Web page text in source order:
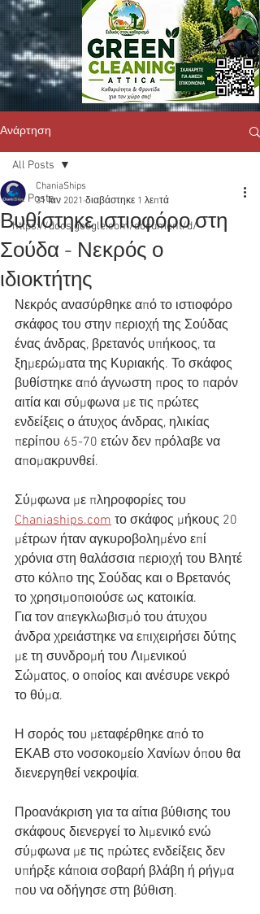
Ανάρτηση
All Posts
https://docs.google.com/document/d/
All Posts
Βυθίστηκε ιστιοφόρο στη
Σούδα - Νεκρός ο
ιδιοκτήτης
ChaniaShips
31 Ιαν 2021 διαβάστηκε 1 λεπτά
Νεκρός ανασύρθηκε από το ιστιοφόρο
σκάφος του στην περιοχή της Σούδας
ένας άνδρας, βρετανός υπήκοος, τα
ξημερώματα της Κυριακής. Το σκάφος
βυθίστηκε από άγνωστη προς το παρόν
αιτία και σύμφωνα με τις πρώτες
ενδείξεις ο άτυχος άνδρας, ηλικίας
περίπου 65-70 ετών δεν πρόλαβε να
απομακρυνθεί.
Σύμφωνα με πληροφορίες του
Chaniaships.com το σκάφος μήκους 20
μέτρων ήταν αγκυροβολημένο επί
χρόνια στη θαλάσσια περιοχή του Βλητέ
στο κόλπο της Σούδας και ο Βρετανός
το χρησιμοποιούσε ως κατοικία.
Για τον απεγκλωβισμό του άτυχου
άνδρα χρειάστηκε να επιχειρήσει δύτης
με τη συνδρομή του Λιμενικού
Σώματος, ο οποίος και ανέσυρε νεκρό
το θύμα.
Η σορός του μεταφέρθηκε από το
ΕΚΑΒ στο νοσοκομείο Χανίων όπου θα
διενεργηθεί νεκροψία.
Προανάκριση για τα αίτια βύθισης του
σκάφους διενεργεί το λιμενικό ενώ
σύμφωνα με τις πρώτες ενδείξεις δεν
υπήρξε κάποια σοβαρή βλάβη ή ρήγμα
που να οδήγησε στη βύθιση.